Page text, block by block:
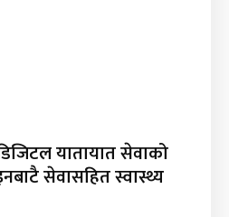
यातायात सेवाको
सेवासहित स्वास्थ्य